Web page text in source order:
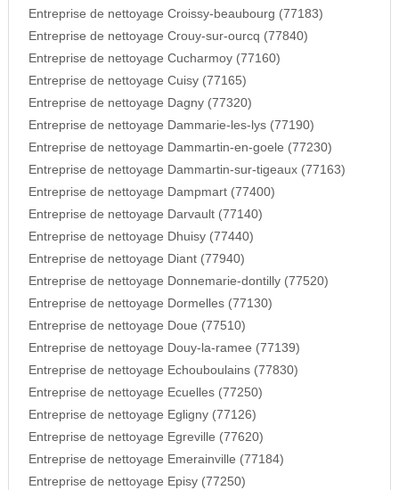
Entreprise de nettoyage Croissy-beaubourg (77183)
Entreprise de nettoyage Crouy-sur-ourcq (77840)
Entreprise de nettoyage Cucharmoy (77160)
Entreprise de nettoyage Cuisy (77165)
Entreprise de nettoyage Dagny (77320)
Entreprise de nettoyage Dammarie-les-lys (77190)
Entreprise de nettoyage Dammartin-en-goele (77230)
Entreprise de nettoyage Dammartin-sur-tigeaux (77163)
Entreprise de nettoyage Dampmart (77400)
Entreprise de nettoyage Darvault (77140)
Entreprise de nettoyage Dhuisy (77440)
Entreprise de nettoyage Diant (77940)
Entreprise de nettoyage Donnemarie-dontilly (77520)
Entreprise de nettoyage Dormelles (77130)
Entreprise de nettoyage Doue (77510)
Entreprise de nettoyage Douy-la-ramee (77139)
Entreprise de nettoyage Echouboulains (77830)
Entreprise de nettoyage Ecuelles (77250)
Entreprise de nettoyage Egligny (77126)
Entreprise de nettoyage Egreville (77620)
Entreprise de nettoyage Emerainville (77184)
Entreprise de nettoyage Episy (77250)